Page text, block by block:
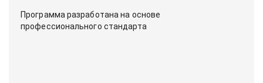
Программа разработана на основе
профессионального стандарта